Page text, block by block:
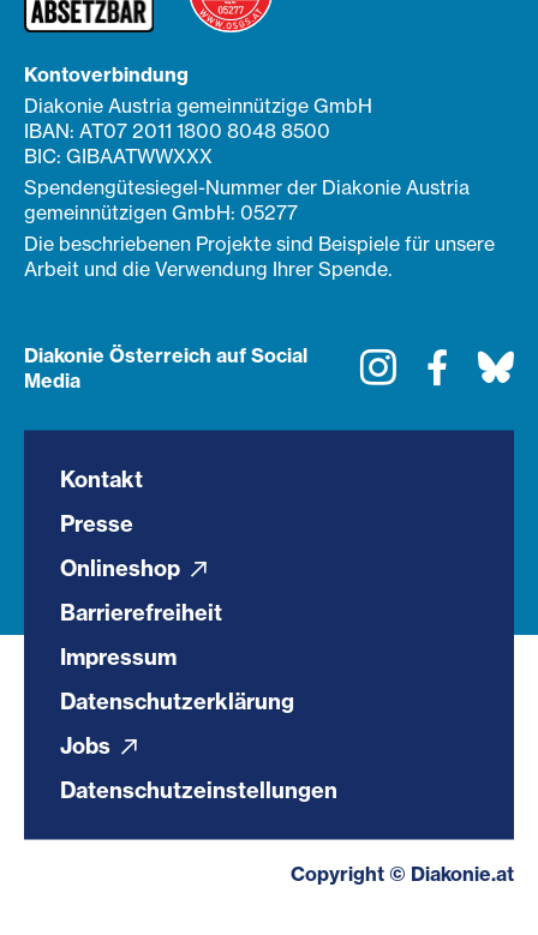
Kontoverbindung
Diakonie Austria gemeinnützige GmbH
IBAN: AT07 2011 1800 8048 8500
BIC: GIBAATWWXXX
Spendengütesiegel-Nummer der Diakonie Austria
gemeinnützigen GmbH: 05277
Die beschriebenen Projekte sind Beispiele für unsere
Arbeit und die Verwendung Ihrer Spende.
Diakonie Österreich auf Social
Media
Instagram
Kontakt
Presse
Onlineshop
Barrierefreiheit
Impressum
Datenschutzerklärung
Jobs
Datenschutzeinstellungen
Copyright © Diakonie.at